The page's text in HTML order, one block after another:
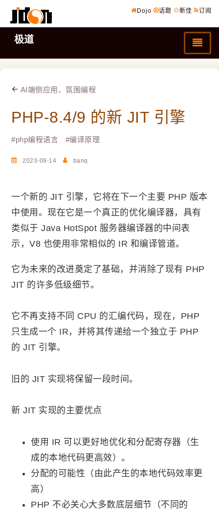
Dojo 话题 新佳 订阅
极道
AI端侧应用、氛围编程
PHP-8.4/9 的新 JIT 引擎
#php编程语言 #编译原理
2023-09-14 banq
一个新的 JIT 引擎，它将在下一个主要 PHP 版本
中使用。现在它是一个真正的优化编译器，具有
类似于 Java HotSpot 服务器编译器的中间表
示，V8 也使用非常相似的 IR 和编译管道。
它为未来的改进奠定了基础，并消除了现有 PHP
JIT 的许多低级细节。
它不再支持不同 CPU 的汇编代码，现在，PHP
只生成一个 IR，并将其传递给一个独立于 PHP
的 JIT 引擎。
旧的 JIT 实现将保留一段时间。
新 JIT 实现的主要优点
使用 IR 可以更好地优化和分配寄存器（生
成的本地代码更高效）。
分配的可能性（由此产生的本地代码效率更
高）
PHP 不必关心大多数底层细节（不同的